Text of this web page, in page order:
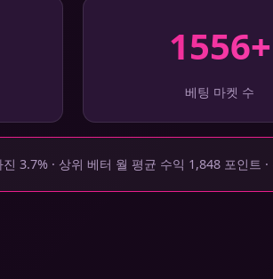
1556+
베팅 마켓 수
3.7% · 상위 베터 월 평균 수익 1,848 포인트